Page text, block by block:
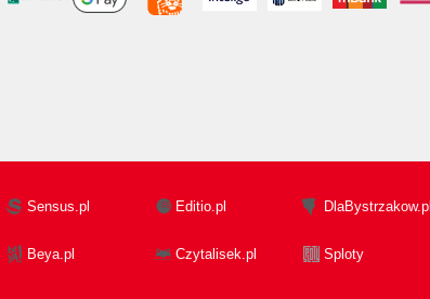
Sensus.pl Editio.pl DlaBystrzakow.pl
Beya.pl Czytalisek.pl Sploty